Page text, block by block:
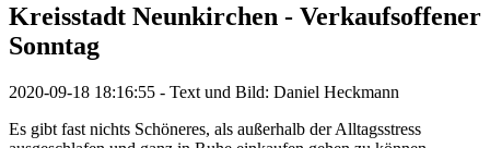
Kreisstadt Neunkirchen - Verkaufsoffener
Sonntag
2020-09-18 18:16:55 - Text und Bild: Daniel Heckmann
Es gibt fast nichts Schöneres, als außerhalb der Alltagsstress